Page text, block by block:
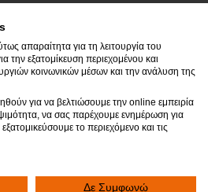
απαραίτητα για τη λειτουργία του
την εξατομίκευση περιεχομένου και
κοινωνικών μέσων και την ανάλυση της
για να βελτιώσουμε την online εμπειρία
να σας παρέχουμε ενημέρωση για
το περιεχόμενο και τις
Δε Συμφωνώ